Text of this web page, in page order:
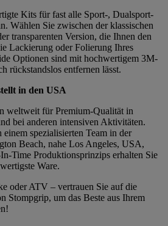
Kits für fast alle Sport-, Dualsport-
Wählen Sie zwischen der klassischen
transparenten Version, die Ihnen den
Lackierung oder Folierung Ihres
Optionen sind mit hochwertigem 3M-
rückstandslos entfernen lässt.
in den USA
weltweit für Premium-Qualität in
bei anderen intensiven Aktivitäten.
spezialisierten Team in der
Beach, nahe Los Angeles, USA,
Time Produktionsprinzips erhalten Sie
Ware.
oder ATV – vertrauen Sie auf die
Stompgrip, um das Beste aus Ihrem